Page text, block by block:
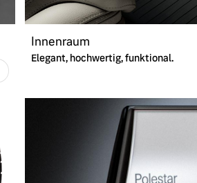
Innenraum
Elegant, hochwertig, funktional.